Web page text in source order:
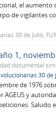
el
de vigilantes
30 de Julio,
1,
documental
30 de
de 1976
y
Saludo